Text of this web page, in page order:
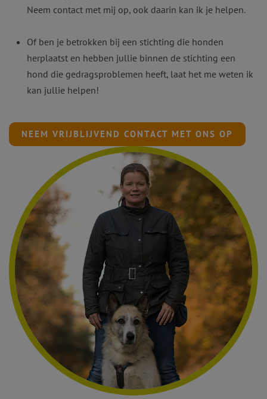
Neem contact met mij op, ook daarin kan ik je helpen.
Of ben je betrokken bij een stichting die honden
herplaatst en hebben jullie binnen de stichting een
hond die gedragsproblemen heeft, laat het me weten ik
kan jullie helpen!
NEEM VRIJBLIJVEND CONTACT MET ONS OP